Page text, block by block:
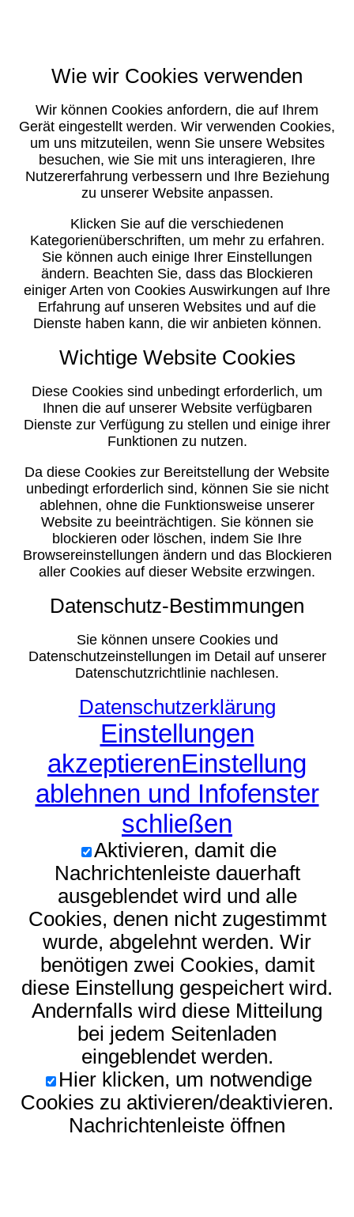
Wie wir Cookies verwenden
Wir können Cookies anfordern, die auf Ihrem
Gerät eingestellt werden. Wir verwenden Cookies,
um uns mitzuteilen, wenn Sie unsere Websites
besuchen, wie Sie mit uns interagieren, Ihre
Nutzererfahrung verbessern und Ihre Beziehung
zu unserer Website anpassen.
Klicken Sie auf die verschiedenen
Kategorienüberschriften, um mehr zu erfahren.
Sie können auch einige Ihrer Einstellungen
ändern. Beachten Sie, dass das Blockieren
einiger Arten von Cookies Auswirkungen auf Ihre
Erfahrung auf unseren Websites und auf die
Dienste haben kann, die wir anbieten können.
Wichtige Website Cookies
Diese Cookies sind unbedingt erforderlich, um
Ihnen die auf unserer Website verfügbaren
Dienste zur Verfügung zu stellen und einige ihrer
Funktionen zu nutzen.
Da diese Cookies zur Bereitstellung der Website
unbedingt erforderlich sind, können Sie sie nicht
ablehnen, ohne die Funktionsweise unserer
Website zu beeinträchtigen. Sie können sie
blockieren oder löschen, indem Sie Ihre
Browsereinstellungen ändern und das Blockieren
aller Cookies auf dieser Website erzwingen.
Datenschutz-Bestimmungen
Sie können unsere Cookies und
Datenschutzeinstellungen im Detail auf unserer
Datenschutzrichtlinie nachlesen.
Datenschutzerklärung
Einstellungen
akzeptierenEinstellung
ablehnen und Infofenster
schließen
Aktivieren, damit die
Nachrichtenleiste dauerhaft
ausgeblendet wird und alle
Cookies, denen nicht zugestimmt
wurde, abgelehnt werden. Wir
benötigen zwei Cookies, damit
diese Einstellung gespeichert wird.
Andernfalls wird diese Mitteilung
bei jedem Seitenladen
eingeblendet werden.
Hier klicken, um notwendige
Cookies zu aktivieren/deaktivieren.
Nachrichtenleiste öffnen